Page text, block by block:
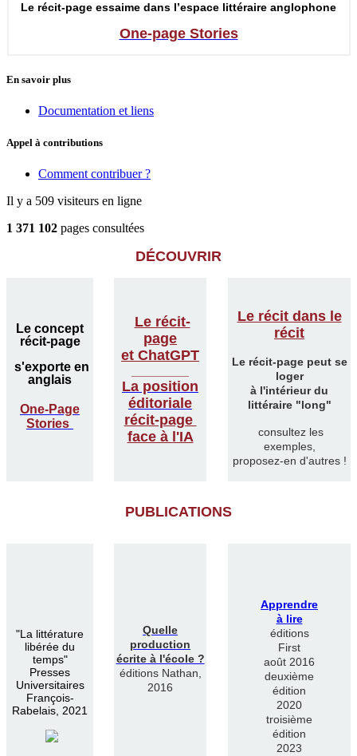
Le récit-page essaime dans l’espace littéraire anglophone
One-page Stories
En savoir plus
Documentation et liens
Appel à contributions
Comment contribuer ?
Il y a 509 visiteurs en ligne
1 371 102 pages consultées
DÉCOUVRIR
Le concept
récit-page
s'exporte en
anglais
One-Page
Stories
Le récit-
page
et ChatGPT
La position
éditoriale
récit-page
face à l'IA
Le récit dans le
récit
Le récit-page peut se
loger
à l'intérieur du
littéraire "long"
consultez les
exemples,
proposez-en d'autres !
PUBLICATIONS
"La littérature
libérée du
temps"
Presses
Universitaires
François-
Rabelais, 2021
Quelle
production
écrite à l'école ?
éditions Nathan,
2016
Apprendre
à lire
éditions
First
août 2016
deuxième
édition
2020
troisième
édition
2023